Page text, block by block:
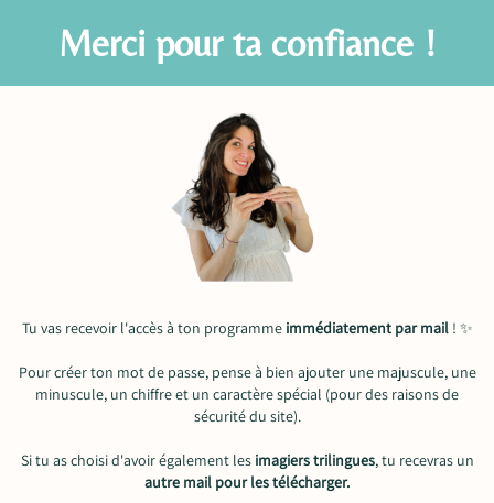
Merci pour ta confiance !
Tu vas recevoir l'accès à ton programme immédiatement par mail ! ✨
Pour créer ton mot de passe, pense à bien ajouter une majuscule, une
minuscule, un chiffre et un caractère spécial (pour des raisons de
sécurité du site).
Si tu as choisi d'avoir également lesimagiers trilingues, tu recevras un
autre mail pour les télécharger.